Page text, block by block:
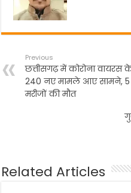
Previous
छत्तीसगढ़ में कोरोना वायरस
240 नए मामले आए सामने, 5
मरीजों की मौत
Related Articles